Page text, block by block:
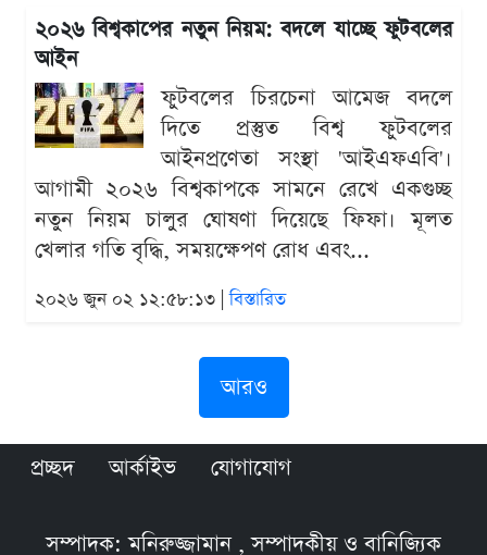
২০২৬ বিশ্বকাপের নতুন নিয়ম: বদলে যাচ্ছে ফুটবলের
আইন
ফুটবলের চিরচেনা আমেজ বদলে
দিতে প্রস্তুত বিশ্ব ফুটবলের
আইনপ্রণেতা সংস্থা 'আইএফএবি'।
আগামী ২০২৬ বিশ্বকাপকে সামনে রেখে একগুচ্ছ
নতুন নিয়ম চালুর ঘোষণা দিয়েছে ফিফা। মূলত
খেলার গতি বৃদ্ধি, সময়ক্ষেপণ রোধ এবং...
২০২৬ জুন ০২ ১২:৫৮:১৩ |বিস্তারিত
আরও
প্রচ্ছদ আর্কাইভ যোগাযোগ
সম্পাদক: মনিরুজ্জামান , সম্পাদকীয় ও বানিজ্যিক